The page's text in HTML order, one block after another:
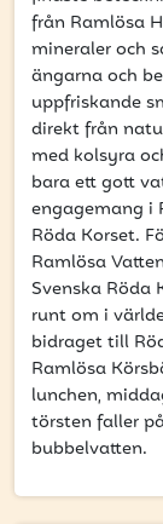
nyheter och
E-postadress
från Ramlösa
mineraler och
ängarna och
uppfriskande
direkt från
med kolsyra
bara ett gott
engagemang i
Röda Korset.
Ramlösa
Svenska Röda
runt om i
bidraget till
Ramlösa
lunchen,
törsten faller
bubbelvatten.